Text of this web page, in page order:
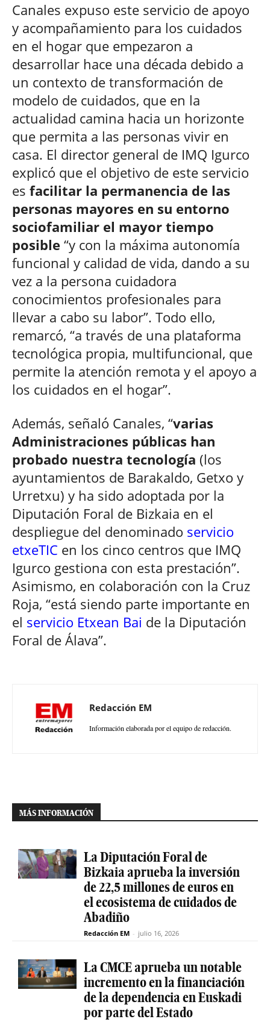
Canales expuso este servicio de apoyo
y acompañamiento para los cuidados
en el hogar que empezaron a
desarrollar hace una década debido a
un contexto de transformación de
modelo de cuidados, que en la
actualidad camina hacia un horizonte
que permita a las personas vivir en
casa. El director general de IMQ Igurco
explicó que el objetivo de este servicio
es facilitar la permanencia de las
personas mayores en su entorno
sociofamiliar el mayor tiempo
posible “y con la máxima autonomía
funcional y calidad de vida, dando a su
vez a la persona cuidadora
conocimientos profesionales para
llevar a cabo su labor”. Todo ello,
remarcó, “a través de una plataforma
tecnológica propia, multifuncional, que
permite la atención remota y el apoyo a
los cuidados en el hogar”.
Además, señaló Canales, “varias
Administraciones públicas han
probado nuestra tecnología (los
ayuntamientos de Barakaldo, Getxo y
Urretxu) y ha sido adoptada por la
Diputación Foral de Bizkaia en el
despliegue del denominado servicio
etxeTIC en los cinco centros que IMQ
Igurco gestiona con esta prestación”.
Asimismo, en colaboración con la Cruz
Roja, “está siendo parte importante en
el servicio Etxean Bai de la Diputación
Foral de Álava”.
Redacción EM
Información elaborada por el equipo de redacción.
MÁS INFORMACIÓN
La Diputación Foral de
Bizkaia aprueba la inversión
de 22,5 millones de euros en
el ecosistema de cuidados de
Abadiño
Redacción EM - julio 16, 2026
La CMCE aprueba un notable
incremento en la financiación
de la dependencia en Euskadi
por parte del Estado